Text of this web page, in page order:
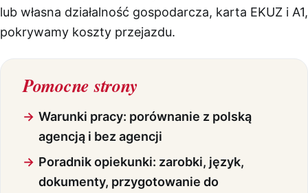
lub własna działalność gospodarcza, karta EKUZ i A1,
pokrywamy koszty przejazdu.
Pomocne strony
Warunki pracy: porównanie z polską
agencją i bez agencji
Poradnik opiekunki: zarobki, język,
dokumenty, przygotowanie do